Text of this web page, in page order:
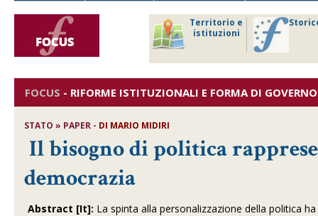
Territorio e
istituzioni
FOCUS - RIFORME ISTITUZIONALI E FORMA DI GOVERNO
STATO » PAPER - DI MARIO MIDIRI
Il bisogno di politica
democrazia
Abstract [It]: La spinta alla personalizzazione della politica